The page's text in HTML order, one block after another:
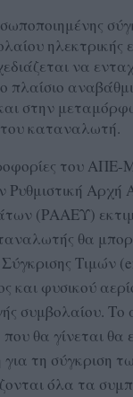
ηλεκτρικής
να
στην
του καταναλωτή.
του ΑΠΕ-
Ρυθμιστική
(ΡΑΑΕΥ)
θα
Τιμών
και φυσικού
συμβολαίου. Το
θα γίνεται θα
τη σύγκριση
όλα τα